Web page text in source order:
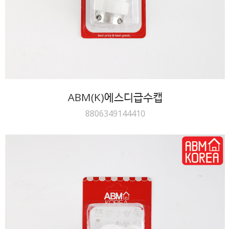
ABM(K)에스디급수캡
8806349144410